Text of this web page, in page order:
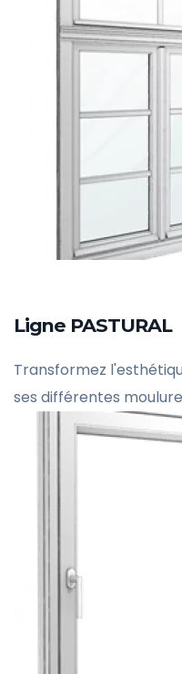
Ligne PASTURAL
Transformez
ses différentes